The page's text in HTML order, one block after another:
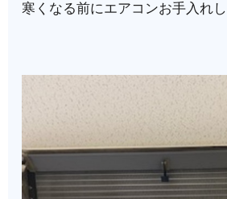
寒くなる前にエアコンお手入れ